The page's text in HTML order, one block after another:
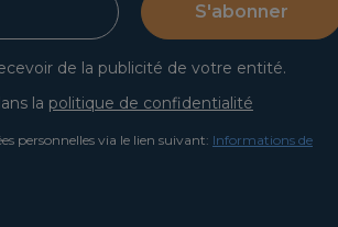
S'abonner
de la publicité de votre entité.
la politique de confidentialité
personnelles via le lien suivant: Informations de